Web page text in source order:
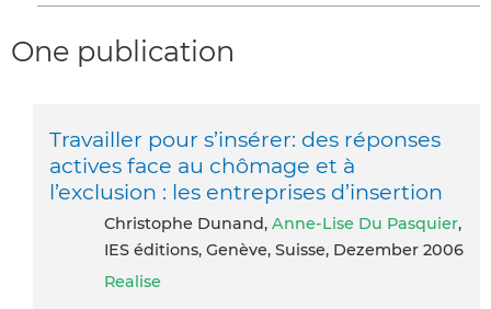
One publication
Travailler pour s’insérer: des réponses
actives face au chômage et à
l’exclusion : les entreprises d’insertion
Christophe Dunand, Anne-Lise Du Pasquier,
IES éditions, Genève, Suisse, Dezember 2006
Realise